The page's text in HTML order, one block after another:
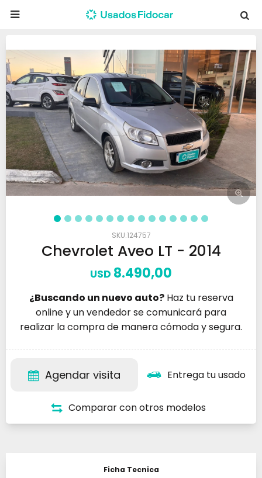

124757
Chevrolet Aveo LT - 2014
USD 8.490,00
¿Buscando un nuevo auto?Haz tu reserva
online y un vendedor se comunicará para
realizar la compra de manera cómoda y segura.
Entrega tu usado
Agendar visita
Comparar con otros modelos
Ficha Tecnica